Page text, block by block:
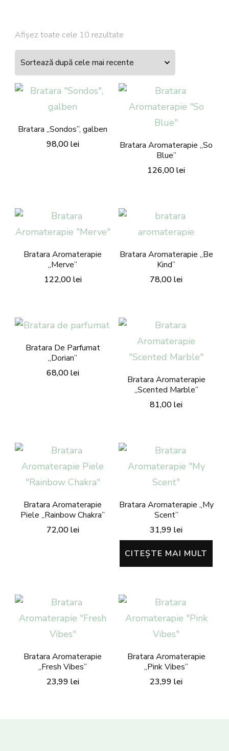
Afișez toate cele 10 rezultate
după
cele
mai
recente
Bratara „Sondos”, galben
98,00lei
multe
Opțiunile
în
produsului.
Bratara Aromaterapie „So
Blue”
126,00lei
are
mai
multe
variații.
Opțiunile
alese
în
pagina
produsului.
Bratara Aromaterapie
„Merve”
122,00lei
are
mai
multe
variații.
în
pagina
produsului.
Bratara Aromaterapie „Be
Kind”
78,00lei
are
mai
multe
variații.
Opțiunile
pot
în
pagina
produsului.
Bratara De Parfumat
„Dorian”
68,00lei
multe
variații.
Opțiunile
pot
fi
alese
Bratara Aromaterapie
„Scented Marble”
81,00lei
Bratara Aromaterapie
Piele „Rainbow Chakra”
72,00lei
variații.
pot
Bratara Aromaterapie „My
Scent”
31,99lei
CITEȘTE MAI MULT
Bratara Aromaterapie
„Fresh Vibes”
23,99 lei
Bratara Aromaterapie
„Pink Vibes”
23,99lei